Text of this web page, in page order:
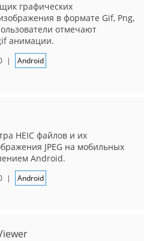
графических
в формате Gif, Png,
отмечают
анимации.
| Android
HEIC файлов и их
JPEG на мобильных
Android.
| Android